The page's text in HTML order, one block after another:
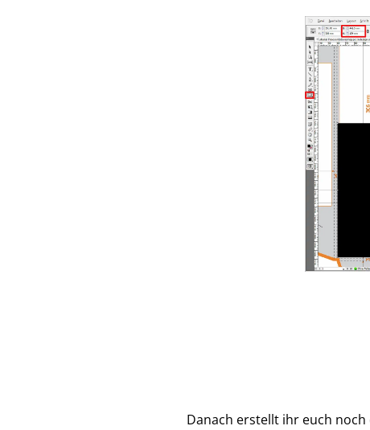
Danach erstellt ihr euch noch